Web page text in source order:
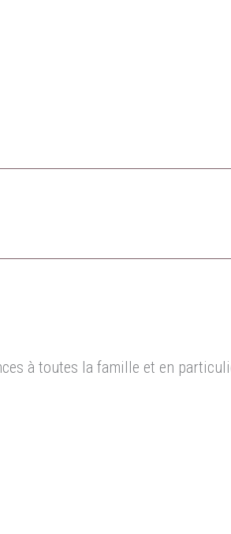
à toutes la famille et en